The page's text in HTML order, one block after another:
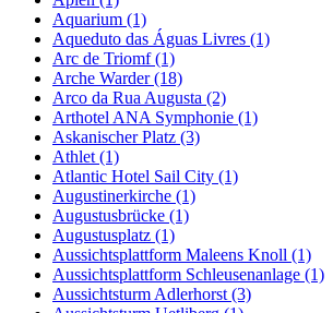
Aquarium (1)
Aqueduto das Águas Livres (1)
Arc de Triomf (1)
Arche Warder (18)
Arco da Rua Augusta (2)
Arthotel ANA Symphonie (1)
Askanischer Platz (3)
Athlet (1)
Atlantic Hotel Sail City (1)
Augustinerkirche (1)
Augustusbrücke (1)
Augustusplatz (1)
Aussichtsplattform Maleens Knoll (1)
Aussichtsplattform Schleusenanlage (1)
Aussichtsturm Adlerhorst (3)